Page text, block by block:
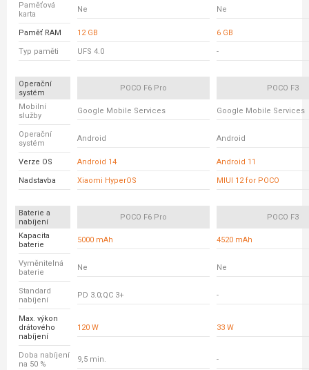
Paměťová
karta
Ne Ne
Paměť RAM 12 GB 6 GB
Typ paměti UFS 4.0 -
Operační
systém
POCO F6 Pro POCO F3
Mobilní
služby
Google Mobile Services Google Mobile Services
Operační
systém
Android Android
Verze OS Android 14 Android 11
Nadstavba Xiaomi HyperOS MIUI 12 for POCO
Baterie a
nabíjení
POCO F6 Pro POCO F3
Kapacita
baterie
5000 mAh 4520 mAh
Vyměnitelná
baterie
Ne Ne
Standard
nabíjení
PD 3.0;QC 3+ -
Max. výkon
drátového
nabíjení
120 W 33 W
Doba nabíjení
na 50 %
9,5 min. -